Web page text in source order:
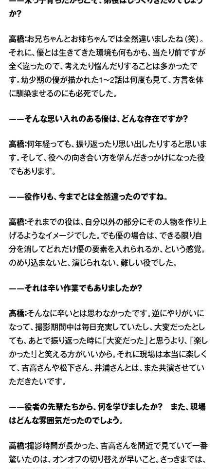
か？
高橋：お兄ちゃんとお姉ちゃんでは全然違いましたね（笑）。
それに、優とは生きてきた環境も何もかも、当たり前ですが
全く違ったので、考えたり悩んだりすることは多かったで
す。幼少期の優が描かれた1～2話は何度も見て、方言を体
に馴染ませるのにも必死でした。
――そんな思い入れのある優は、どんな存在ですか？
高橋：何年経っても、振り返ったり思い出したりすると思いま
す。そして、役への向き合い方を学んだきっかけになった役
でもあります。
――役作りも、今までとは全然違ったのですね。
高橋：それまでの役は、自分以外の部分にその人物を作り上
げるようなイメージでした。でも優の場合は、できる限り自
分を消してどれだけ優の要素を入れられるか、という感覚。
のめり込まないと、演じられない、難しい役でした。
――それは辛い作業でもありましたか？
高橋：そんなに辛いとは思わなかったです。逆にやりがいに
なって、撮影期間中は毎日充実していたし、大変だったとし
ても、あとで振り返った時に「大変だった」と思うより、「楽し
かった！」と笑える方がいいから。それに現場は本当に楽しく
て、吉高さんや松下さん、井浦さんとは、また共演させてい
ただきたいです。
――役者の先輩たちから、何を学びましたか？ また、現場
はどんな雰囲気だったのでしょう。
高橋：撮影時間が長かった、吉高さんを間近で見ていて一番
驚いたのは、オンオフの切り替えが早いこと。さっきまでは、